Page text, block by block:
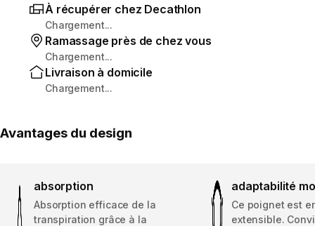
À récupérer chez Decathlon
Chargement...
Ramassage près de chez vous
Chargement...
Livraison à domicile
Chargement...
Avantages du design
absorption
Absorption efficace de la
transpiration grâce à la
adaptabilité
Ce poignet est
extensible.